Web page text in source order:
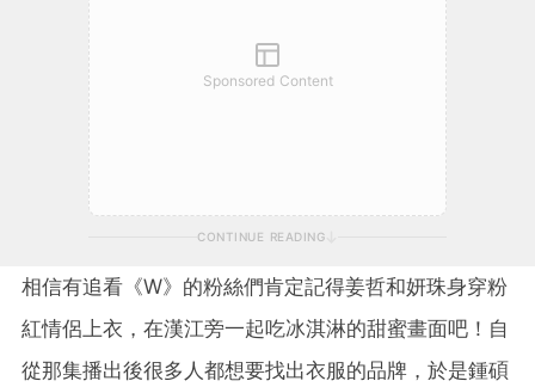
Sponsored Content
CONTINUE READING
相信有追看《W》的粉絲們肯定記得姜哲和妍珠身穿粉
紅情侶上衣，在漢江旁一起吃冰淇淋的甜蜜畫面吧！自
從那集播出後很多人都想要找出衣服的品牌，於是鍾碩